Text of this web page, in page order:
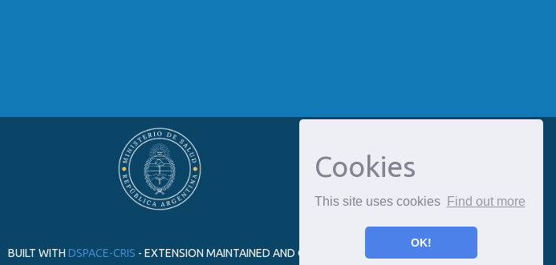
Cookies
This site uses cookies Find out more
OK!
BUILT WITH DSPACE-CRIS - EXTENSION MAINTAINED AND OPTIMIZED BY